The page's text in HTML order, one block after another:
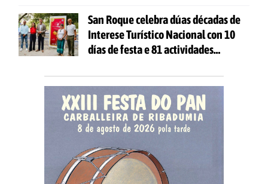
San Roque celebra dúas décadas de
Interese Turístico Nacional con 10
días de festa e 81 actividades